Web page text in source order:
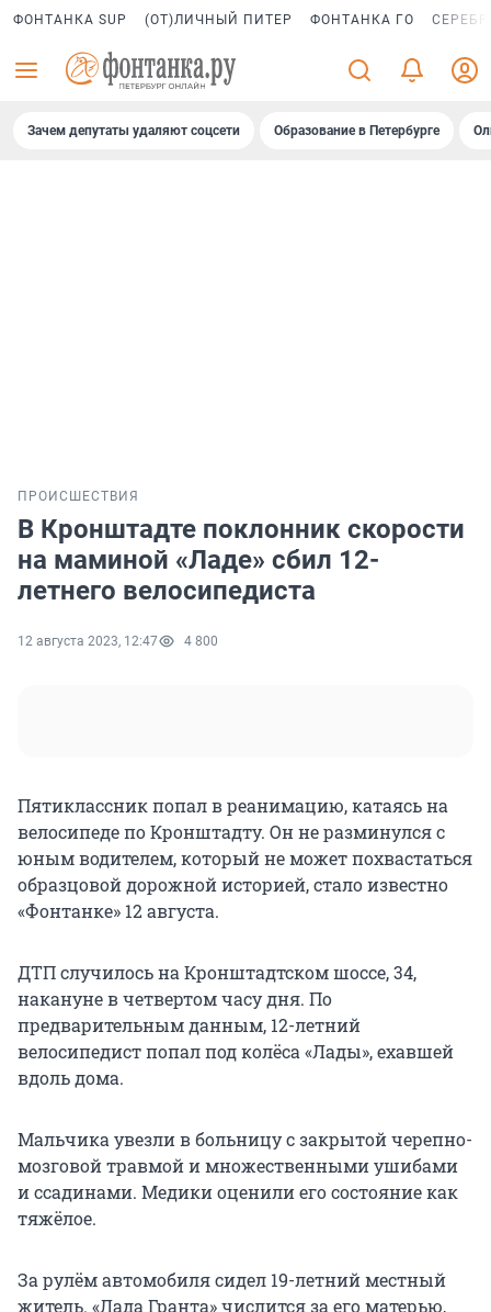
ФОНТАНКА SUP (ОТ)ЛИЧНЫЙ ПИТЕР ФОНТАНКА ГО
Зачем депутаты удаляют соцсети Образование в Петербурге
ПРОИСШЕСТВИЯ
В Кронштадте поклонник скорости
на маминой «Ладе» сбил 12-
летнего велосипедиста
12 августа 2023, 12:47 4 800
Пятиклассник попал в реанимацию, катаясь на
велосипеде по Кронштадту. Он не разминулся с
юным водителем, который не может похвастаться
образцовой дорожной историей, стало известно
«Фонтанке» 12 августа.
ДТП случилось на Кронштадтском шоссе, 34,
накануне в четвертом часу дня. По
предварительным данным, 12-летний
велосипедист попал под колёса «Лады», ехавшей
вдоль дома.
Мальчика увезли в больницу с закрытой черепно-
мозговой травмой и множественными ушибами
и ссадинами. Медики оценили его состояние как
тяжёлое.
За рулём автомобиля сидел 19-летний местный
житель. «Лада Гранта» числится за его матерью,